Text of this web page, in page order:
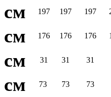
см 197 197 197
см 176 176 176
см 31 31 31
см 73 73 73